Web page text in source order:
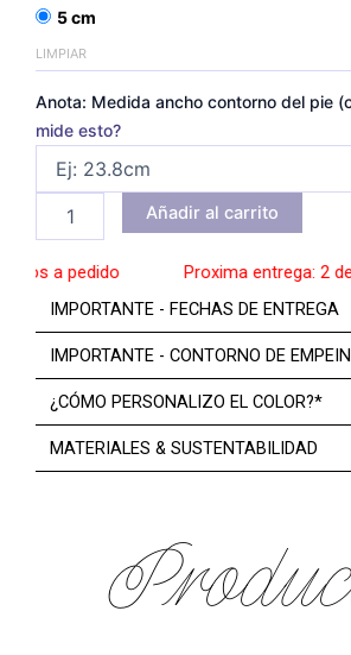
5 cm
LIMPIAR
Anota: Medida ancho contorno del pie
mide esto?
Añadir al carrito
a pedido______ Proxima entrega: 2 de
IMPORTANTE - FECHAS DE ENTREGA
IMPORTANTE - CONTORNO DE
¿CÓMO PERSONALIZO EL COLOR?*
MATERIALES & SUSTENTABILIDAD